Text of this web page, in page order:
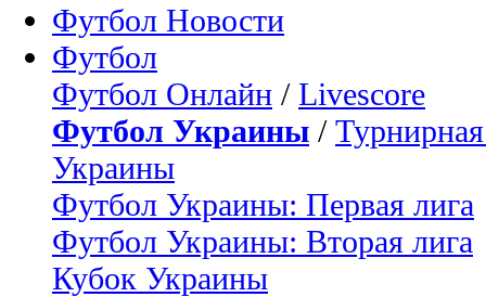
Футбол Новости
Футбол
Футбол Онлайн / Livescore
Футбол Украины /
Украины
Футбол Украины: Первая лига
Футбол Украины: Вторая лига
Кубок Украины